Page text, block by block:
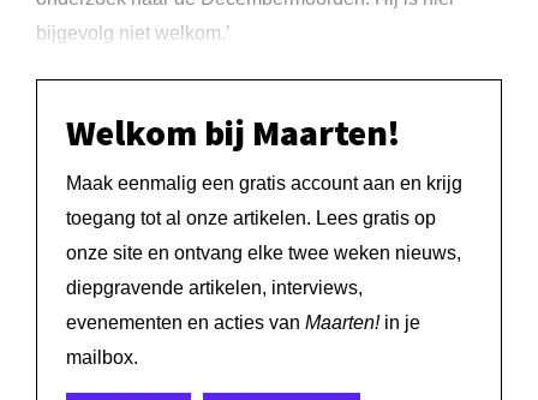
bijgevolg niet welkom.’
Welkom bij Maarten!
Maak eenmalig een gratis account aan en krijg
toegang tot al onze artikelen. Lees gratis op
onze site en ontvang elke twee weken nieuws,
diepgravende artikelen, interviews,
evenementen en acties van Maarten!in je
mailbox.